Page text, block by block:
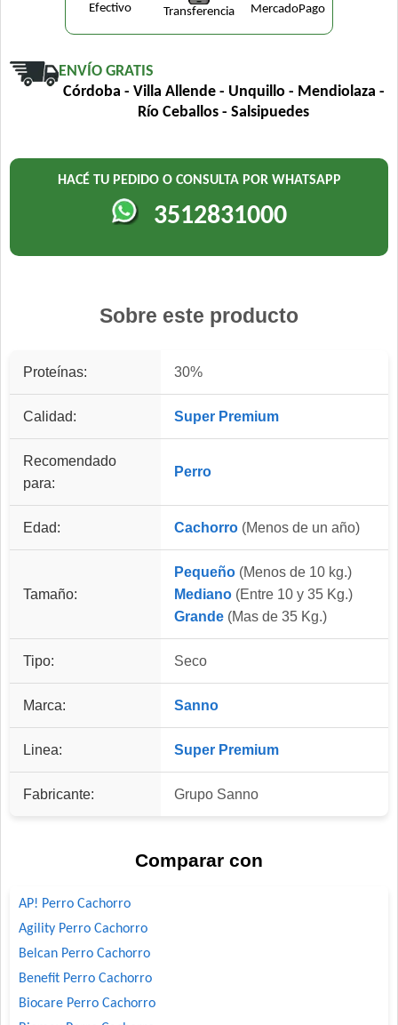
Efectivo Transferencia MercadoPago
ENVÍO GRATIS
Córdoba - Villa Allende - Unquillo - Mendiolaza -
Río Ceballos - Salsipuedes
HACÉ TU PEDIDO O CONSULTA POR WHATSAPP
3512831000
Sobre este producto
Proteínas: 30%
Calidad: Super Premium
Recomendado
para:
Perro
Edad: Cachorro (Menos de un año)
Tamaño:
Pequeño (Menos de 10 kg.)
Mediano (Entre 10 y 35 Kg.)
Grande (Mas de 35 Kg.)
Tipo: Seco
Marca: Sanno
Linea: Super Premium
Fabricante: Grupo Sanno
Comparar con
AP! Perro Cachorro
Agility Perro Cachorro
Belcan Perro Cachorro
Benefit Perro Cachorro
Biocare Perro Cachorro